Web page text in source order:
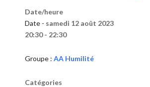
Date/heure
Date - samedi 12 août 2023
20:30 - 22:30
Groupe : AA Humilité
Catégories